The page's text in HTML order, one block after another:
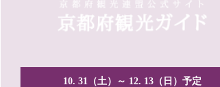
10. 31（土）～ 12. 13（日）予定